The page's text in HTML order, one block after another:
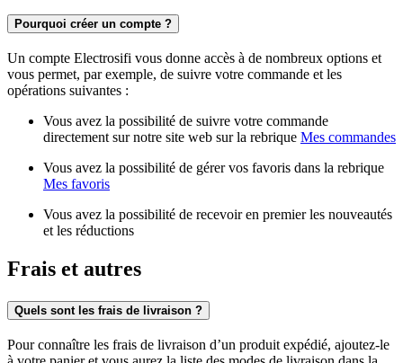
Pourquoi créer un compte ?
Un compte Electrosifi vous donne accès à de nombreux options et
vous permet, par exemple, de suivre votre commande et les
opérations suivantes :
Vous avez la possibilité de suivre votre commande
directement sur notre site web sur la rebrique Mes commandes
Vous avez la possibilité de gérer vos favoris dans la rebrique
Mes favoris
Vous avez la possibilité de recevoir en premier les nouveautés
et les réductions
Frais et autres
Quels sont les frais de livraison ?
Pour connaître les frais de livraison d’un produit expédié, ajoutez-le